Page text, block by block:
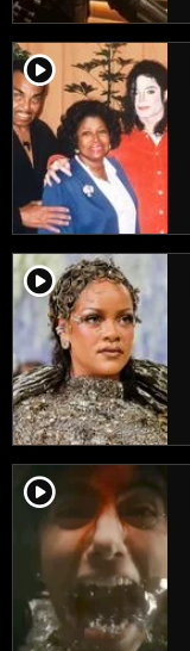
player2
player2
player2